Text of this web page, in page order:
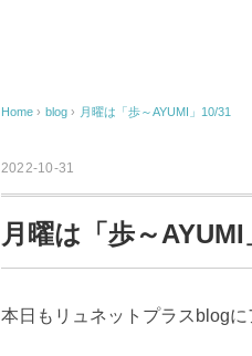
Home › blog › 月曜は「歩～AYUMI」10/31
2022-10-31
月曜は「歩～AYUMI
本日もリュネットプラスblogに